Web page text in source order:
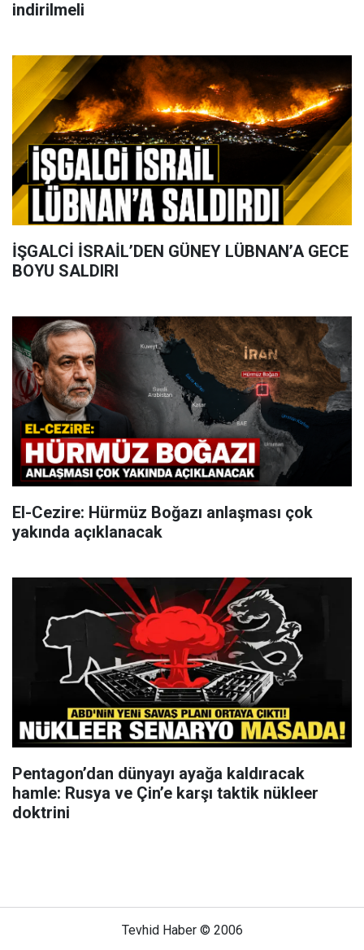
indirilmeli
İŞGALCİ İSRAİL’DEN GÜNEY LÜBNAN’A GECE
BOYU SALDIRI
El-Cezire: Hürmüz Boğazı anlaşması çok
yakında açıklanacak
Pentagon’dan dünyayı ayağa kaldıracak
hamle: Rusya ve Çin’e karşı taktik nükleer
doktrini
Tevhid Haber © 2006